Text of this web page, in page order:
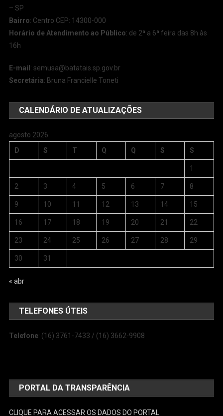
– SP
Bairro: Centro CEP: 14300-000
Horário de Atendimento ao Público: de 2ª a 6ª feira das 8h às
16h
E-mail:semusa@batatais.sp.gov.br
Secretária: Bruna Francielle Toneti
CALENDÁRIO DE ATUALIZAÇÕES
agosto 2026
D
S T Q Q S S
1
2 3 4 5 6 7 8
9 10 11 12 13 14 15
16 17 18 19 20 21 22
23 24 25 26 27 28 29
30 31
« abr
TELEFONES ÚTEIS
Telefone: (16) 3761-7433 / (16) 3662-9908
PORTAL DA TRANSPARÊNCIA
CLIQUE PARA ACESSAR OS DADOS DO PORTAL